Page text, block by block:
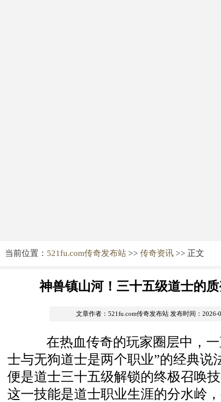
当前位置： 521fu.com传奇发布站 >> 传奇资讯 >> 正文
神兽镇山河！三十五级道士的
文章作者：521fu.com传奇发布站 发布时间：2026-
在热血传奇的玩家圈层中，一
士与无狗道士是两个职业”的经典说
便是道士三十五级解锁的终极召唤
这一技能是道士职业生涯的分水岭